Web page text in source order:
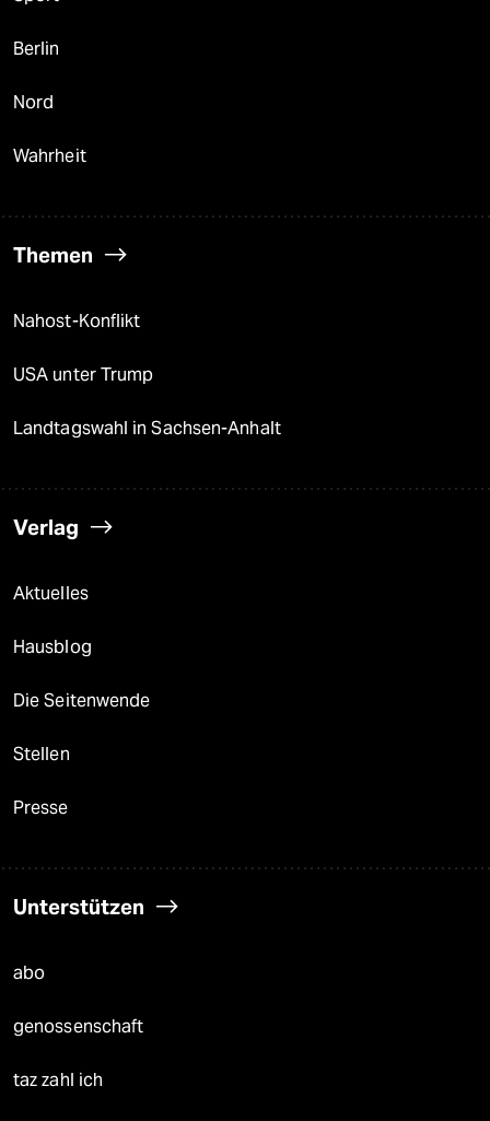
Berlin
Nord
Wahrheit
Themen
Nahost-Konflikt
USA unter Trump
Landtagswahl in Sachsen-Anhalt
Verlag
Aktuelles
Hausblog
Die Seitenwende
Stellen
Presse
Unterstützen
abo
genossenschaft
taz zahl ich